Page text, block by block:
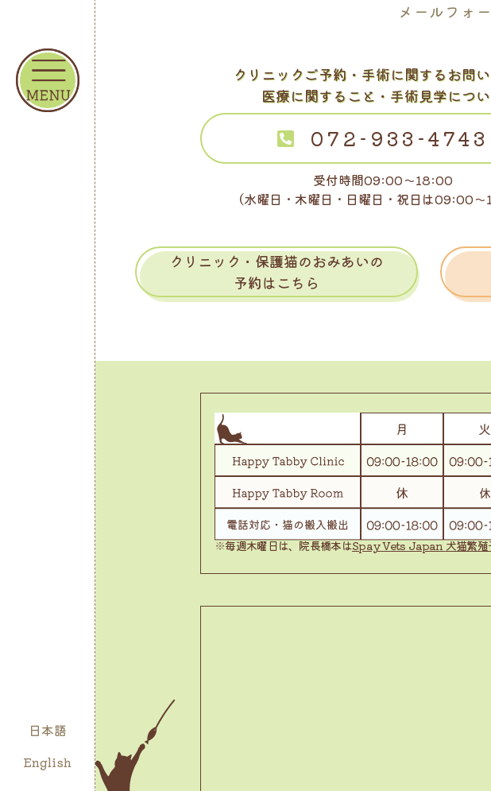
日本語
English
メールフォ
クリニックご予約 ・ 手術に関するお問
医療に関すること・手術見学につ
072-933-4743
受付時間09:00～18:00
（水曜日・木曜日・日曜日・祝日は09:00～
クリニック・保護猫のおみあいの
予約はこちら
※毎週木曜日は、院長橋本はSpay Vets Japan犬猫繁